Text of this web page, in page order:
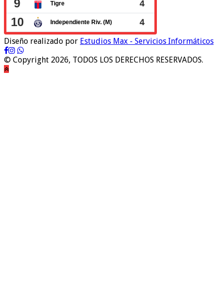
Diseño realizado por Estudios Max - Servicios Informáticos
© Copyright 2026, TODOS LOS DERECHOS RESERVADOS.